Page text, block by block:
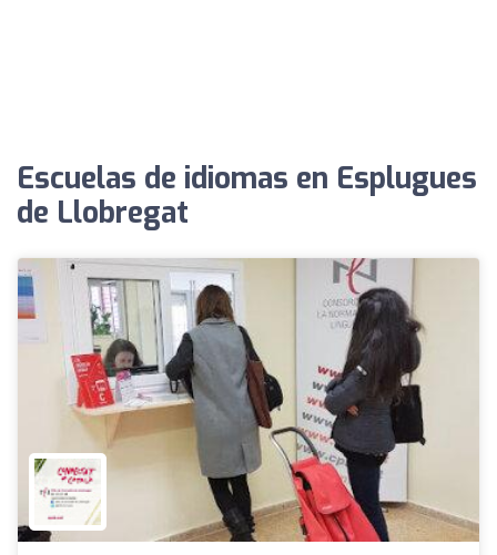
Escuelas de idiomas en Esplugues
de Llobregat